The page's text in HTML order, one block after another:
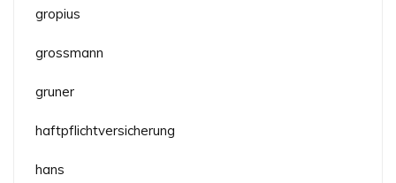
gropius
grossmann
gruner
haftpflichtversicherung
hans